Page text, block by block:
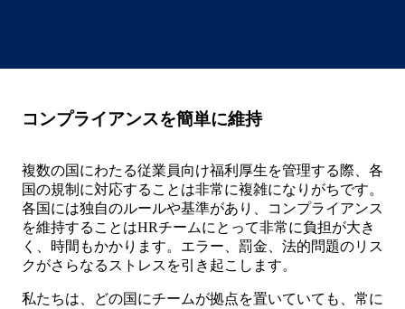
コンプライアンスを簡単に維持
複数の国にわたる従業員向け福利厚生を管理する際、各
国の規制に対応することは非常に複雑になりがちです。
各国には独自のルールや基準があり、コンプライアンス
を維持することはHRチームにとって非常に負担が大き
く、時間もかかります。エラー、罰金、法的問題のリス
クがさらなるストレスを引き起こします。
私たちは、どの国にチームが拠点を置いていても、常に